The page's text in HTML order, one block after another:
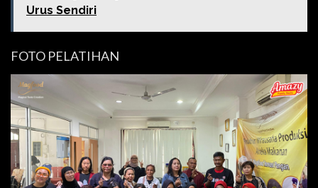
Urus Sendiri
FOTO PELATIHAN